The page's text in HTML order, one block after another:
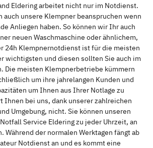
Eldering arbeitet nicht nur im Notdienst.
auch unsere Klempner beanspruchen wenn
Anliegen haben. So können wir Ihr auch
neuen Waschmaschine oder ähnlichem,
24h Klempnernotdienst ist für die meisten
wichtigsten und diesen sollten Sie auch im
Die meisten Klempnerbetriebe kümmern
um ihre jahrelangen Kunden und
um Ihnen aus Ihrer Notlage zu
Ihnen bei uns, dank unserer zahlreichen
Umgebung, nicht. Sie können unseren
Service Eldering zu jeder Uhrzeit, an
Während der normalen Werktagen fängt ab
Notdienst an und es kommt eine